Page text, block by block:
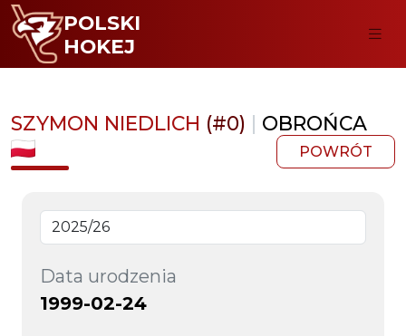
POLSKI
HOKEJ
SZYMON NIEDLICH (#0) | OBROŃCA
POWRÓT
Data urodzenia
1999-02-24